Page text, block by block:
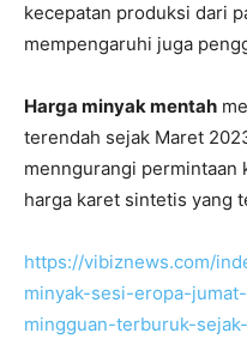
kecepatan produksi dari
mempengaruhi juga
Harga minyak mentah
terendah sejak Maret
menngurangi permintaan
harga karet sintetis yang
https://vibiznews.com/
minyak-sesi-eropa-
mingguan-terburuk-